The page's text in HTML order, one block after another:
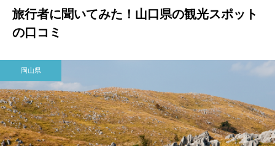
旅行者に聞いてみた！山口県の観光スポット
の口コミ
岡山県